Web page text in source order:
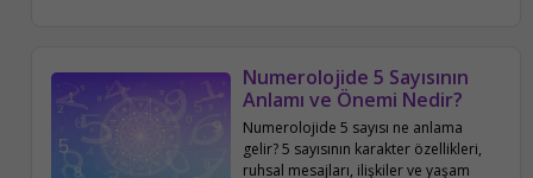
Numerolojide 5 Sayısının
Anlamı ve Önemi Nedir?
Numerolojide 5 sayısı ne anlama
gelir? 5 sayısının karakter özellikleri,
ruhsal mesajları, ilişkiler ve yaşam